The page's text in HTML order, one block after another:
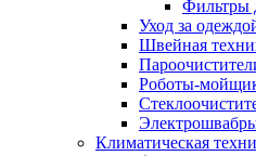
Фильтры
Уход за
Швейная
Роботы-
Климатическая